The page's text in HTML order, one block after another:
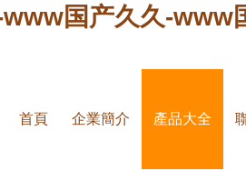
国产久久-www
首頁 企業簡介 產品大全